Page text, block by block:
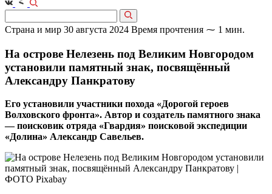
Страна и мир 30 августа 2024 Время прочтения ⁓ 1 мин.
На острове Нелезень под Великим Новгородом
установили памятный знак, посвящённый
Александру Панкратову
Его установили участники похода «Дорогой героев
Волховского фронта». Автор и создатель памятного знака
— поисковик отряда «Гвардия» поисковой экспедиции
«Долина» Александр Савельев.